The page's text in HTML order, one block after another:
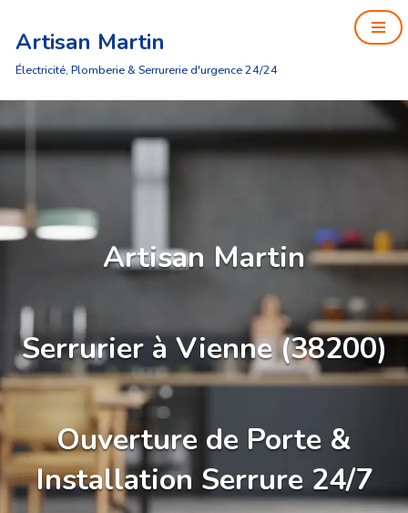
Aller
au
Artisan Martin
Électricité, Plomberie & Serrurerie d'urgence 24/24
Artisan Martin
Serrurier à Vienne (38200)
Ouverture de Porte &
Installation Serrure 24/7